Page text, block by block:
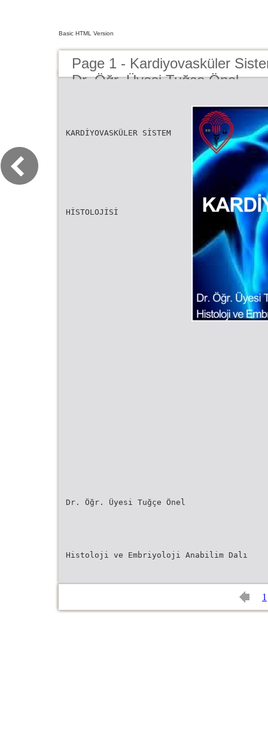
Basic HTML Version
Page 1 - Kardiyovasküler
Dr. Öğr. Üyesi Tuğçe Önel
KARDİYOVASKÜLER SİSTEM
HİSTOLOJİSİ
Dr. Öğr. Üyesi Tuğçe Önel
Histoloji ve Embriyoloji Anabilim Dalı
1